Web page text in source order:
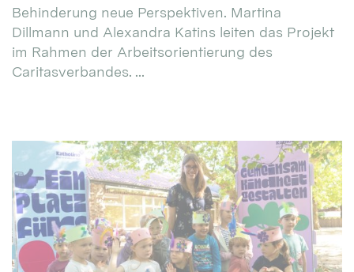
Behinderung neue Perspektiven. Martina
Dillmann und Alexandra Katins leiten das Projekt
im Rahmen der Arbeitsorientierung des
Caritasverbandes. ...